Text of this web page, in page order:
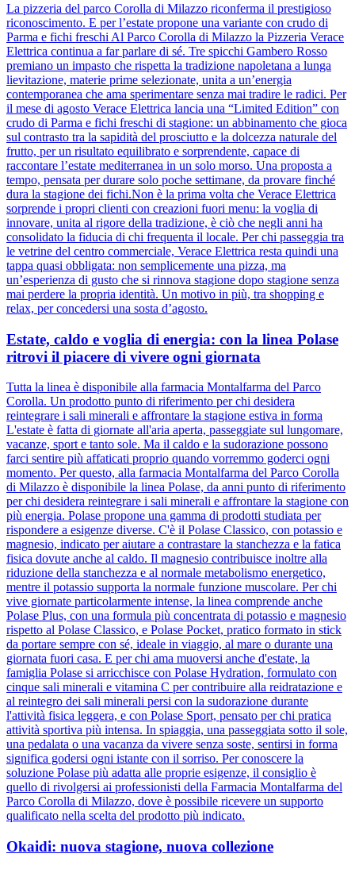
La pizzeria del parco Corolla di Milazzo riconferma il prestigioso
riconoscimento. E per l’estate propone una variante con crudo di
Parma e fichi freschi Al Parco Corolla di Milazzo la Pizzeria Verace
Elettrica continua a far parlare di sé. Tre spicchi Gambero Rosso
premiano un impasto che rispetta la tradizione napoletana a lunga
lievitazione, materie prime selezionate, unita a un’energia
contemporanea che ama sperimentare senza mai tradire le radici. Per
il mese di agosto Verace Elettrica lancia una “Limited Edition” con
crudo di Parma e fichi freschi di stagione: un abbinamento che gioca
sul contrasto tra la sapidità del prosciutto e la dolcezza naturale del
frutto, per un risultato equilibrato e sorprendente, capace di
raccontare l’estate mediterranea in un solo morso. Una proposta a
tempo, pensata per durare solo poche settimane, da provare finché
dura la stagione dei fichi.Non è la prima volta che Verace Elettrica
sorprende i propri clienti con creazioni fuori menu: la voglia di
innovare, unita al rigore della tradizione, è ciò che negli anni ha
consolidato la fiducia di chi frequenta il locale. Per chi passeggia tra
le vetrine del centro commerciale, Verace Elettrica resta quindi una
tappa quasi obbligata: non semplicemente una pizza, ma
un’esperienza di gusto che si rinnova stagione dopo stagione senza
mai perdere la propria identità. Un motivo in più, tra shopping e
relax, per concedersi una sosta d’agosto.
Estate, caldo e voglia di energia: con la linea Polase
ritrovi il piacere di vivere ogni giornata
Tutta la linea è disponibile alla farmacia Montalfarma del Parco
Corolla. Un prodotto punto di riferimento per chi desidera
reintegrare i sali minerali e affrontare la stagione estiva in forma
L'estate è fatta di giornate all'aria aperta, passeggiate sul lungomare,
vacanze, sport e tanto sole. Ma il caldo e la sudorazione possono
farci sentire più affaticati proprio quando vorremmo goderci ogni
momento. Per questo, alla farmacia Montalfarma del Parco Corolla
di Milazzo è disponibile la linea Polase, da anni punto di riferimento
per chi desidera reintegrare i sali minerali e affrontare la stagione con
più energia. Polase propone una gamma di prodotti studiata per
rispondere a esigenze diverse. C'è il Polase Classico, con potassio e
magnesio, indicato per aiutare a contrastare la stanchezza e la fatica
fisica dovute anche al caldo. Il magnesio contribuisce inoltre alla
riduzione della stanchezza e al normale metabolismo energetico,
mentre il potassio supporta la normale funzione muscolare. Per chi
vive giornate particolarmente intense, la linea comprende anche
Polase Plus, con una formula più concentrata di potassio e magnesio
rispetto al Polase Classico, e Polase Pocket, pratico formato in stick
da portare sempre con sé, ideale in viaggio, al mare o durante una
giornata fuori casa. E per chi ama muoversi anche d'estate, la
famiglia Polase si arricchisce con Polase Hydration, formulato con
cinque sali minerali e vitamina C per contribuire alla reidratazione e
al reintegro dei sali minerali persi con la sudorazione durante
l'attività fisica leggera, e con Polase Sport, pensato per chi pratica
attività sportiva più intensa. In spiaggia, una passeggiata sotto il sole,
una pedalata o una vacanza da vivere senza soste, sentirsi in forma
significa godersi ogni istante con il sorriso. Per conoscere la
soluzione Polase più adatta alle proprie esigenze, il consiglio è
quello di rivolgersi ai professionisti della Farmacia Montalfarma del
Parco Corolla di Milazzo, dove è possibile ricevere un supporto
qualificato nella scelta del prodotto più indicato.
Okaidi: nuova stagione, nuova collezione